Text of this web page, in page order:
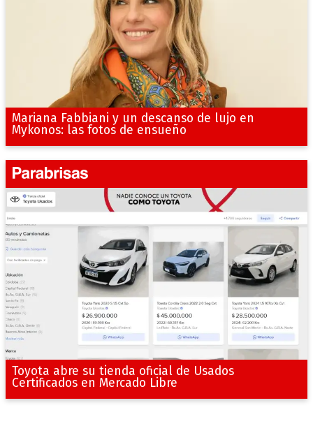
Mariana Fabbiani y un descanso de lujo en
Mykonos: las fotos de ensueño
Toyota abre su tienda oficial de Usados
Certificados en Mercado Libre